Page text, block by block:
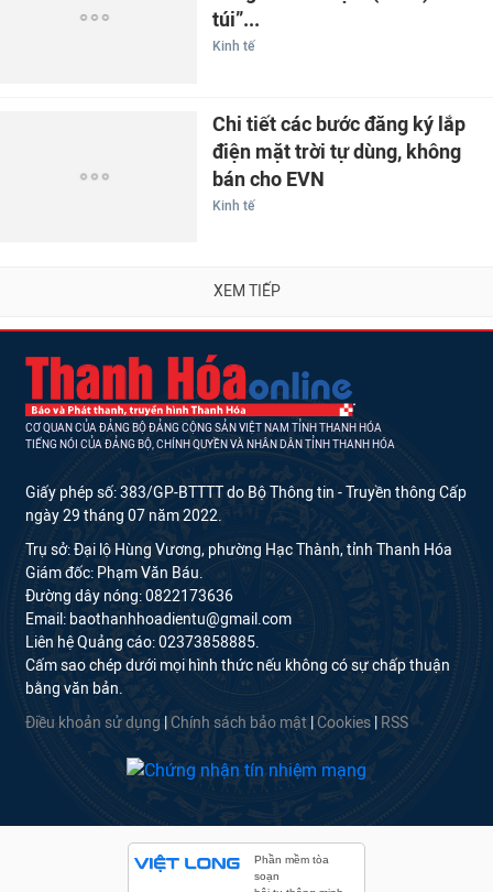
túi”...
Kinh tế
Chi tiết các bước đăng ký lắp
điện mặt trời tự dùng, không
bán cho EVN
Kinh tế
XEM TIẾP
CƠ QUAN CỦA ĐẢNG BỘ ĐẢNG CỘNG SẢN VIỆT NAM TỈNH THANH HÓA
TIẾNG NÓI CỦA ĐẢNG BỘ, CHÍNH QUYỀN VÀ NHÂN DÂN TỈNH THANH HÓA
Giấy phép số: 383/GP-BTTTT do Bộ Thông tin - Truyền thông Cấp
ngày 29 tháng 07 năm 2022.
Trụ sở: Đại lộ Hùng Vương, phường Hạc Thành, tỉnh Thanh Hóa
Giám đốc: Phạm Văn Báu.
Đường dây nóng: 0822173636
Email: baothanhhoadientu@gmail.com
Liên hệ Quảng cáo: 02373858885.
Cấm sao chép dưới mọi hình thức nếu không có sự chấp thuận
bằng văn bản.
Điều khoản sử dụng Chính sách bảo mật Cookies RSS
Phần mềm tòa
soạn